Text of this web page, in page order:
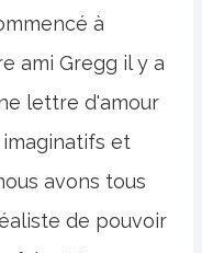
à
ami Gregg il y a
lettre d'amour
et
avons tous
de pouvoir